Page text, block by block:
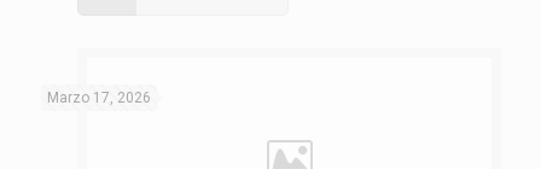
Marzo 17, 2026